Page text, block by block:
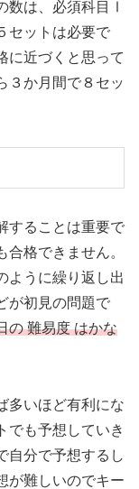
数は、必須科目Ⅰ
セットは必要で
に近づくと思って
３か月間で８セッ
することは重要で
格できません。
ように繰り返し出
が初見の問題で
の 難易度 はかな
多いほど有利にな
でも予想していき
自分で予想するし
が難しいのでキー